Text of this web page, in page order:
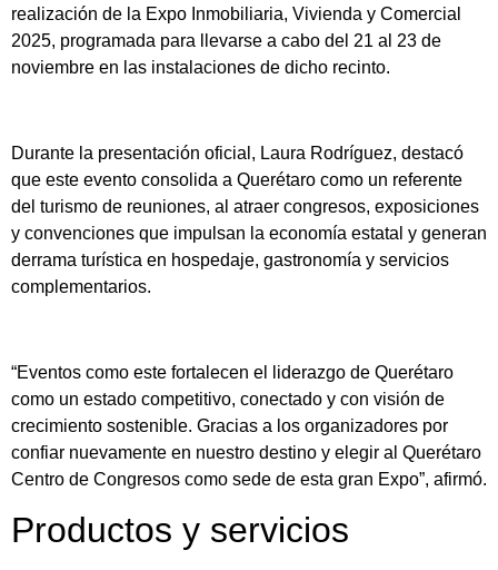
realización de la Expo Inmobiliaria, Vivienda y Comercial
2025, programada para llevarse a cabo del 21 al 23 de
noviembre en las instalaciones de dicho recinto.
Durante la presentación oficial, Laura Rodríguez, destacó
que este evento consolida a Querétaro como un referente
del turismo de reuniones, al atraer congresos, exposiciones
y convenciones que impulsan la economía estatal y generan
derrama turística en hospedaje, gastronomía y servicios
complementarios.
“Eventos como este fortalecen el liderazgo de Querétaro
como un estado competitivo, conectado y con visión de
crecimiento sostenible. Gracias a los organizadores por
confiar nuevamente en nuestro destino y elegir al Querétaro
Centro de Congresos como sede de esta gran Expo”, afirmó.
Productos y servicios